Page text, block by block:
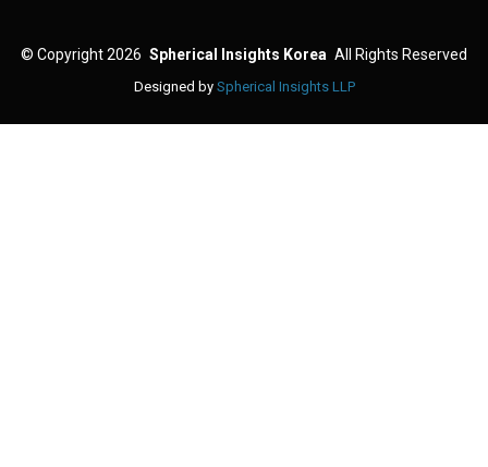
© Copyright 2026 Spherical Insights Korea All Rights Reserved
Designed by Spherical Insights LLP